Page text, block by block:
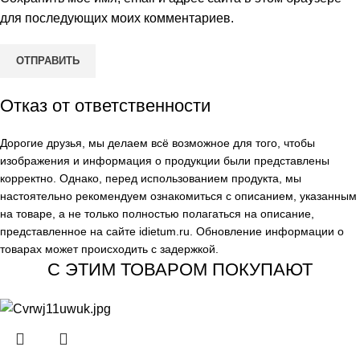
для последующих моих комментариев.
Отказ от ответственности
Дорогие друзья, мы делаем всё возможное для того, чтобы
изображения и информация о продукции были представлены
корректно. Однако, перед использованием продукта, мы
настоятельно рекомендуем ознакомиться с описанием, указанным
на товаре, а не только полностью полагаться на описание,
представленное на сайте idietum.ru . Обновление информации о
товарах может происходить с задержкой.
С ЭТИМ ТОВАРОМ ПОКУПАЮТ